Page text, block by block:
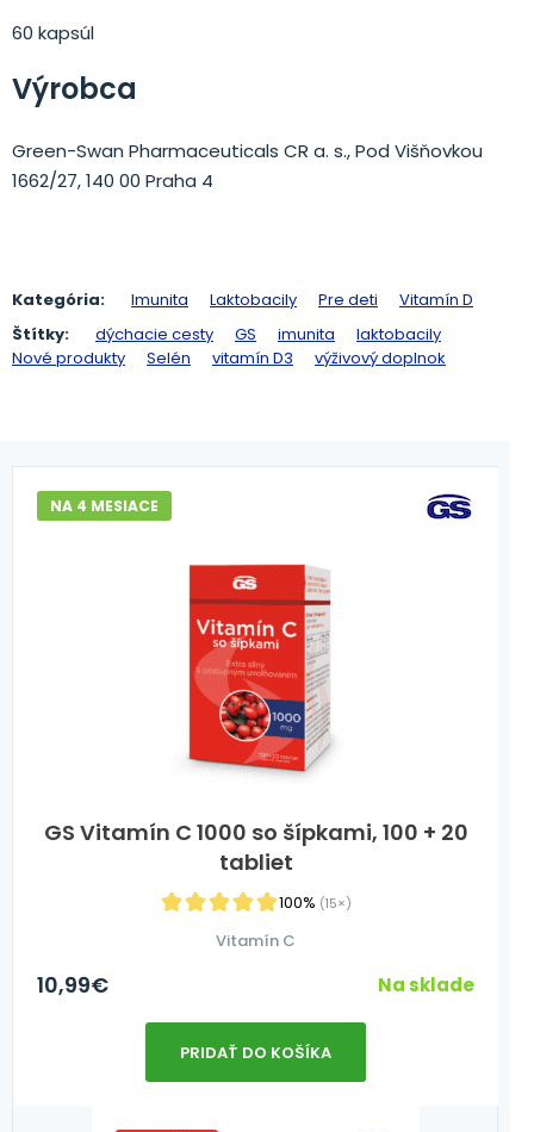
60 kapsúl
Výrobca
Green-Swan Pharmaceuticals CR a. s., Pod Višňovkou
1662/27, 140 00 Praha 4
Kategória: Imunita Laktobacily Pre deti
Vitamín D
Štítky:
dýchacie cesty GS imunita
laktobacily
Nové produkty
Selén vitamín D3 výživový doplnok
GS Vitamín C 1000 so šípkami, 100 + 20
tabliet
100% (15×)
NA 4 MESIACE
Vitamín C
10,99€ Na sklade
PRIDAŤ DO KOŠÍKA